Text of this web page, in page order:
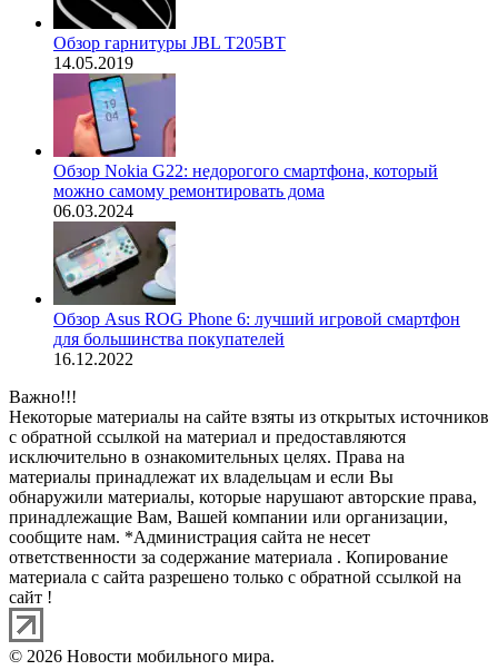
Обзор гарнитуры JBL T205BT
14.05.2019
Обзор Nokia G22: недорогого смартфона, который
можно самому ремонтировать дома
06.03.2024
Обзор Asus ROG Phone 6: лучший игровой смартфон
для большинства покупателей
16.12.2022
Важно!!!
Некоторые материалы на сайте взяты из открытых источников
с обратной ссылкой на материал и предоставляются
исключительно в ознакомительных целях. Права на
материалы принадлежат их владельцам и если Вы
обнаружили материалы, которые нарушают авторские права,
принадлежащие Вам, Вашей компании или организации,
сообщите нам. *Администрация сайта не несет
ответственности за содержание материала . Копирование
материала с сайта разрешено только с обратной ссылкой на
сайт !
© 2026 Новости мобильного мира.